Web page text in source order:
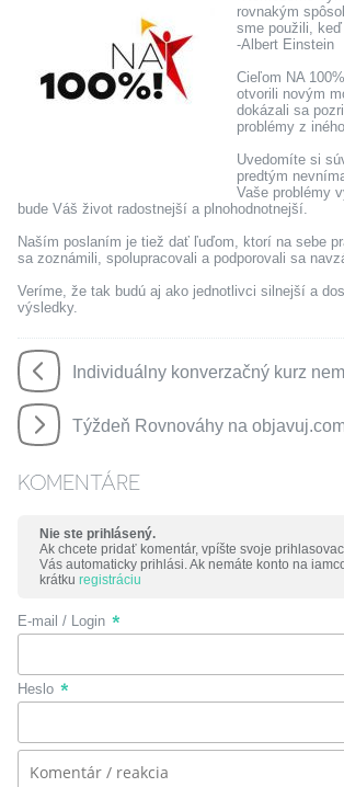
rovnakým
sme použili,
-Albert Einstein
Cieľom NA
otvorili novým
dokázali sa
problémy z
Uvedomíte si
predtým
Vaše problémy
bude Váš život radostnejší a plnohodnotnejší.
Naším poslaním je tiež dať ľuďom, ktorí na sebe
sa zoznámili, spolupracovali a podporovali sa
Veríme, že tak budú aj ako jednotlivci silnejší a
výsledky.
Individuálny konverzačný kurz
Týždeň Rovnováhy na
KOMENTÁRE
Nie ste prihlásený.
Ak chcete pridať komentár, vpíšte svoje
Vás automaticky prihlási. Ak nemáte konto na
krátku registráciu
E-mail / Login
Heslo